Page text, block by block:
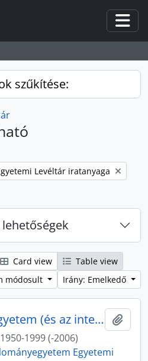
szűkítése:
Levéltár iratanyaga
Card view
Table view
módosult
Irány: Emelkedő
Pécsi Tudományegyetem (és az integrált PTE jogelődei)
1999 (-2006)
Egyetemi